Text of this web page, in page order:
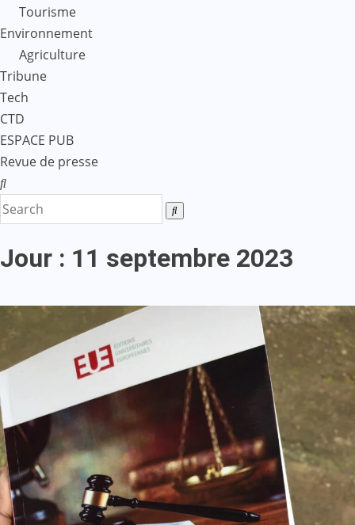
Tourisme
Environnement
Agriculture
Tribune
Tech
CTD
ESPACE PUB
Revue de presse
Jour : 11 septembre 2023